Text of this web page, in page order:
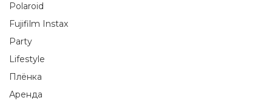
Polaroid
Fujifilm Instax
Party
Lifestyle
Плёнка
Аренда